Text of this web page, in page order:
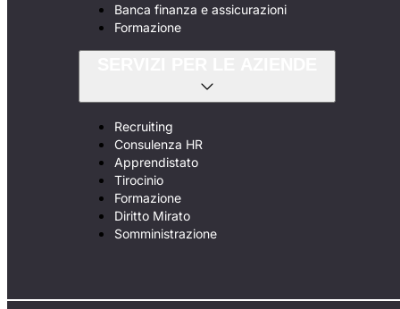
Banca finanza e assicurazioni
Formazione
Recruiting
Consulenza HR
Apprendistato
Tirocinio
Formazione
Diritto Mirato
Somministrazione